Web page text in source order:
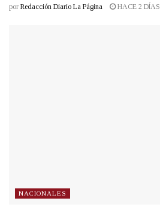
por Redacción Diario La Página HACE 2 DÍAS
NACIONALES